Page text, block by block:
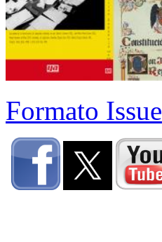
Formato Issue